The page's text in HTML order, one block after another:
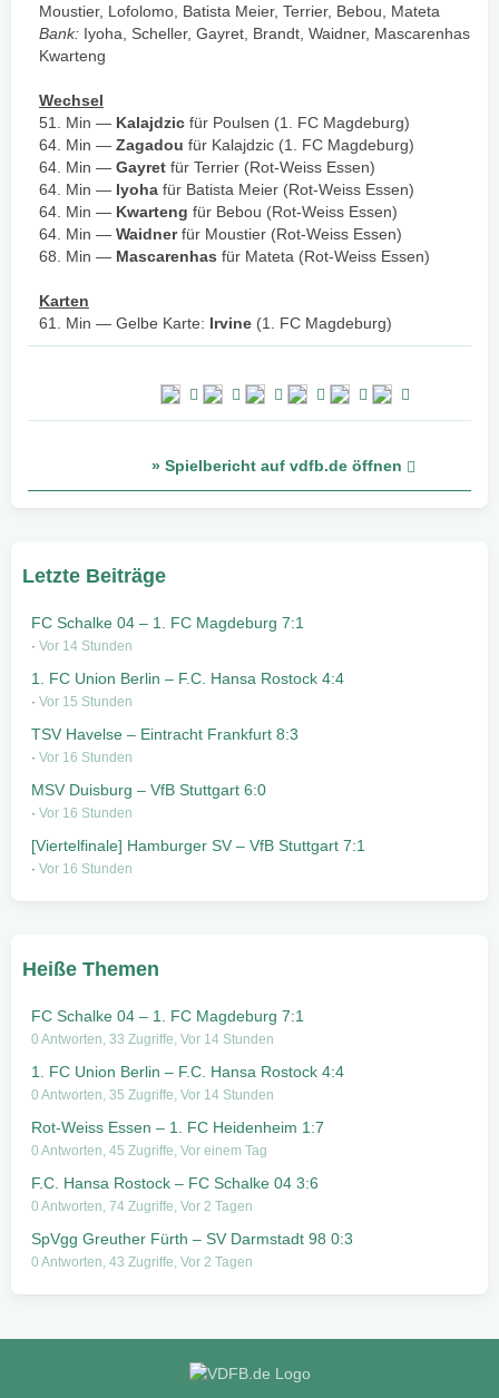
Moustier, Lofolomo, Batista Meier, Terrier, Bebou, Mateta
Bank: Iyoha, Scheller, Gayret, Brandt, Waidner, Mascarenhas,
Kwarteng
Wechsel
51. Min — Kalajdzic für Poulsen (1. FC Magdeburg)
64. Min — Zagadou für Kalajdzic (1. FC Magdeburg)
64. Min — Gayret für Terrier (Rot-Weiss Essen)
64. Min — Iyoha für Batista Meier (Rot-Weiss Essen)
64. Min — Kwarteng für Bebou (Rot-Weiss Essen)
64. Min — Waidnerfür Moustier (Rot-Weiss Essen)
68. Min — Mascarenhas für Mateta (Rot-Weiss Essen)
Karten
61. Min — Gelbe Karte: Irvine (1. FC Magdeburg)
» Spielbericht auf vdfb.de öffnen
Letzte Beiträge
FC Schalke 04 – 1. FC Magdeburg 7:1
Vor 14 Stunden
1. FC Union Berlin – F.C. Hansa Rostock 4:4
Vor 15 Stunden
TSV Havelse – Eintracht Frankfurt 8:3
Vor 16 Stunden
MSV Duisburg – VfB Stuttgart 6:0
Vor 16 Stunden
[Viertelfinale] Hamburger SV – VfB Stuttgart 7:1
Vor 16 Stunden
Heiße Themen
FC Schalke 04 – 1. FC Magdeburg 7:1
0 Antworten, 33 Zugriffe, Vor 14 Stunden
1. FC Union Berlin – F.C. Hansa Rostock 4:4
0 Antworten, 35 Zugriffe, Vor 14 Stunden
Rot-Weiss Essen – 1. FC Heidenheim 1:7
0 Antworten, 45 Zugriffe, Vor einem Tag
F.C. Hansa Rostock – FC Schalke 04 3:6
0 Antworten, 74 Zugriffe, Vor 2 Tagen
SpVgg Greuther Fürth – SV Darmstadt 98 0:3
0 Antworten, 43 Zugriffe, Vor 2 Tagen